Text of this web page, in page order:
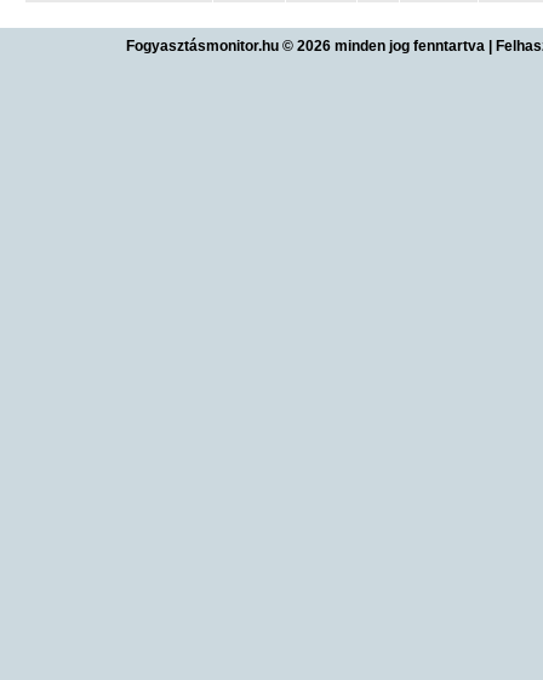
Fogyasztásmonitor.hu © 2026 minden jog fenntartva |